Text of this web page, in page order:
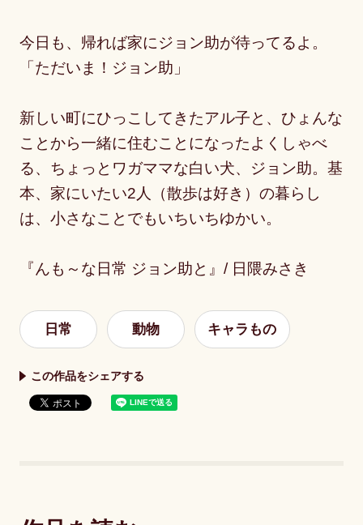
今日も、帰れば家にジョン助が待ってるよ。
「ただいま！ジョン助」
新しい町にひっこしてきたアル子と、ひょんな
ことから一緒に住むことになったよくしゃべ
る、ちょっとワガママな白い犬、ジョン助。基
本、家にいたい2人（散歩は好き）の暮らし
は、小さなことでもいちいちゆかい。
『んも～な日常 ジョン助と』/ 日隈みさき
日常 動物 キャラもの
この作品をシェアする